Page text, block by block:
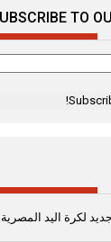
TO
لكرة اليد المصرية